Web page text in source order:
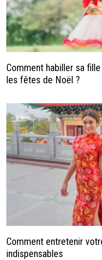
Comment habiller sa
les fêtes de Noël ?
Comment entretenir
indispensables